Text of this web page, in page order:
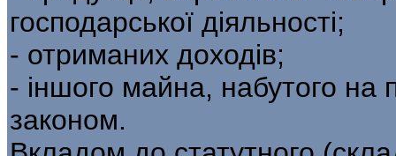
господарської діяльності;
- отриманих доходів;
- іншого майна, набутого на
законом.